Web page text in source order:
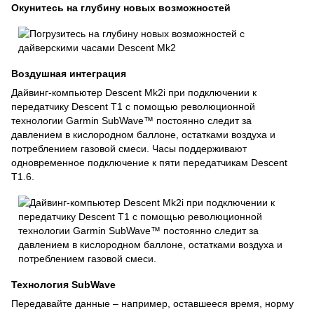
Окунитесь на глубину новых возможностей
Воздушная интеграция
Дайвинг-компьютер Descent Mk2i при подключении к
передатчику Descent T1 с помощью революционной
технологии Garmin SubWave™ постоянно следит за
давлением в кислородном баллоне, остатками воздуха и
потреблением газовой смеси. Часы поддерживают
одновременное подключение к пяти передатчикам Descent
T1.6.
Технология SubWave
Передавайте данные – например, оставшееся время, норму